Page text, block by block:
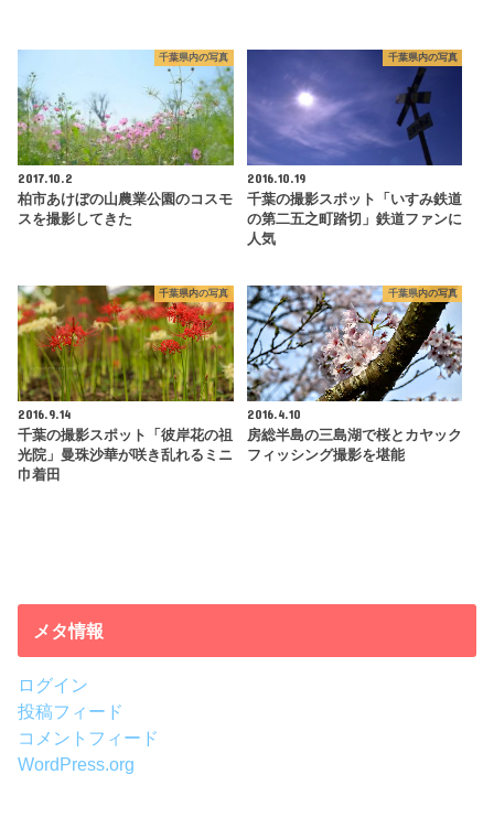
千葉県内の写真
2017.10.2
柏市あけぼの山農業公園のコスモ
スを撮影してきた
千葉県内の写真
2016.10.19
千葉の撮影スポット「いすみ鉄道
の第二五之町踏切」鉄道ファンに
人気
千葉県内の写真
2016.9.14
千葉の撮影スポット「彼岸花の祖
光院」曼珠沙華が咲き乱れるミニ
巾着田
千葉県内の写真
2016.4.10
房総半島の三島湖で桜とカヤック
フィッシング撮影を堪能
メタ情報
ログイン
投稿フィード
コメントフィード
WordPress.org